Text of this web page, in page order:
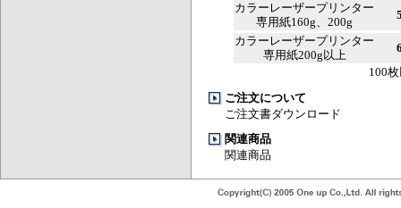
カラーレーザープリンター
専用紙160g、200g
カラーレーザープリンター
専用紙200g以上
100
ご注文について
ご注文書ダウンロード
関連商品
関連商品